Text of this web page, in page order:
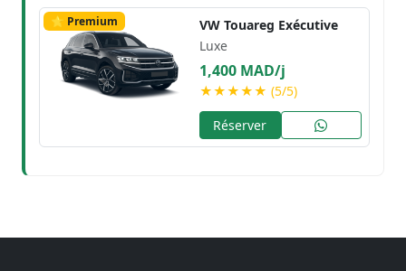
⭐ Premium
VW Touareg Exécutive
Luxe
1,400 MAD/j
★★★★★ (5/5)
Réserver